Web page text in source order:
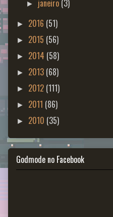
► janeiro (3)
► 2016 (51)
► 2015 (56)
► 2014 (58)
► 2013 (68)
► 2012 (111)
► 2011 (86)
► 2010 (35)
Godmode no Facebook